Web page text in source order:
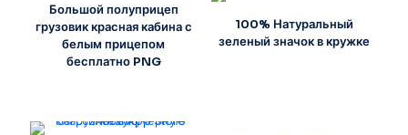
Большой полуприцеп
грузовик красная кабина с
белым прицепом
бесплатно PNG
100% Натуральный
зеленый значок в кружке